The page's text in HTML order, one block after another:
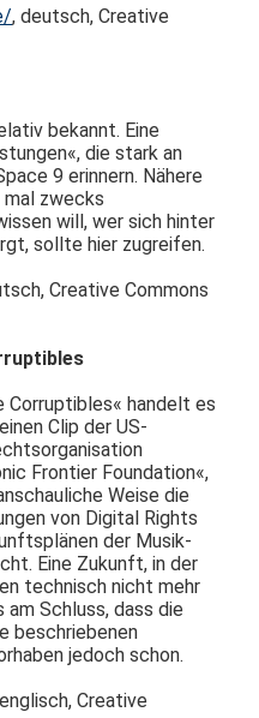
, deutsch, Creative
bekannt. Eine
die stark an
9 erinnern. Nähere
zwecks
will, wer sich hinter
sollte hier zugreifen.
Creative Commons
Corruptibles« handelt es
Clip der US-
Frontier Foundation«,
Weise die
von Digital Rights
der Musik-
Eine Zukunft, in der
technisch nicht mehr
Schluss, dass die
beschriebenen
jedoch schon.
Creative